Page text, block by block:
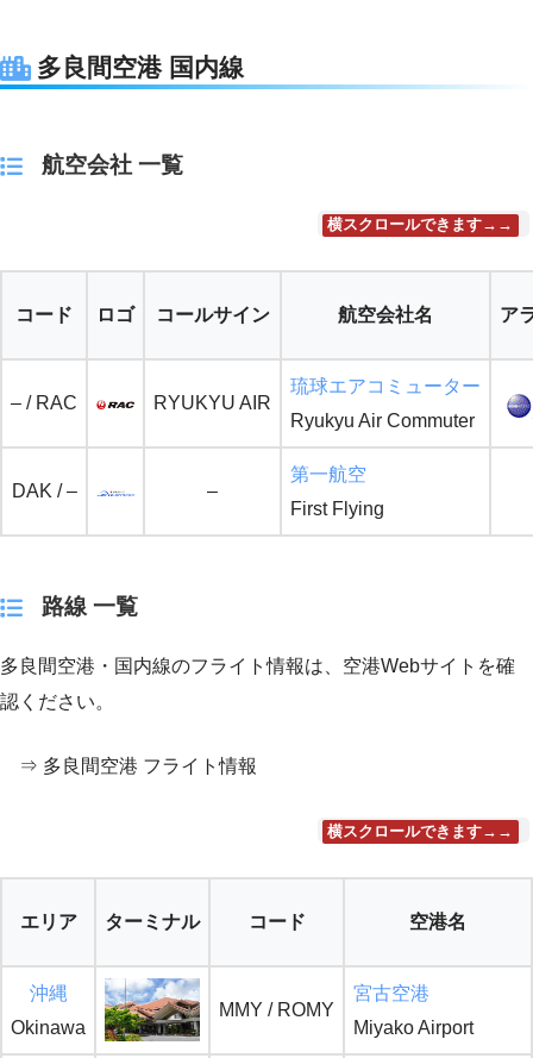
多良間空港 国内線
航空会社 一覧
横スクロールできます→→
コード ロゴ コールサイン 航空会社名 ア
– / RAC RYUKYU AIR
琉球エアコミューター
Ryukyu Air Commuter
DAK / – –
第一航空
First Flying
路線 一覧
多良間空港・国内線のフライト情報は、空港Webサイトを確
認ください。
⇒ 多良間空港 フライト情報
横スクロールできます→→
エリア ターミナル コード 空港名
沖縄
Okinawa
MMY / ROMY
宮古空港
Miyako Airport